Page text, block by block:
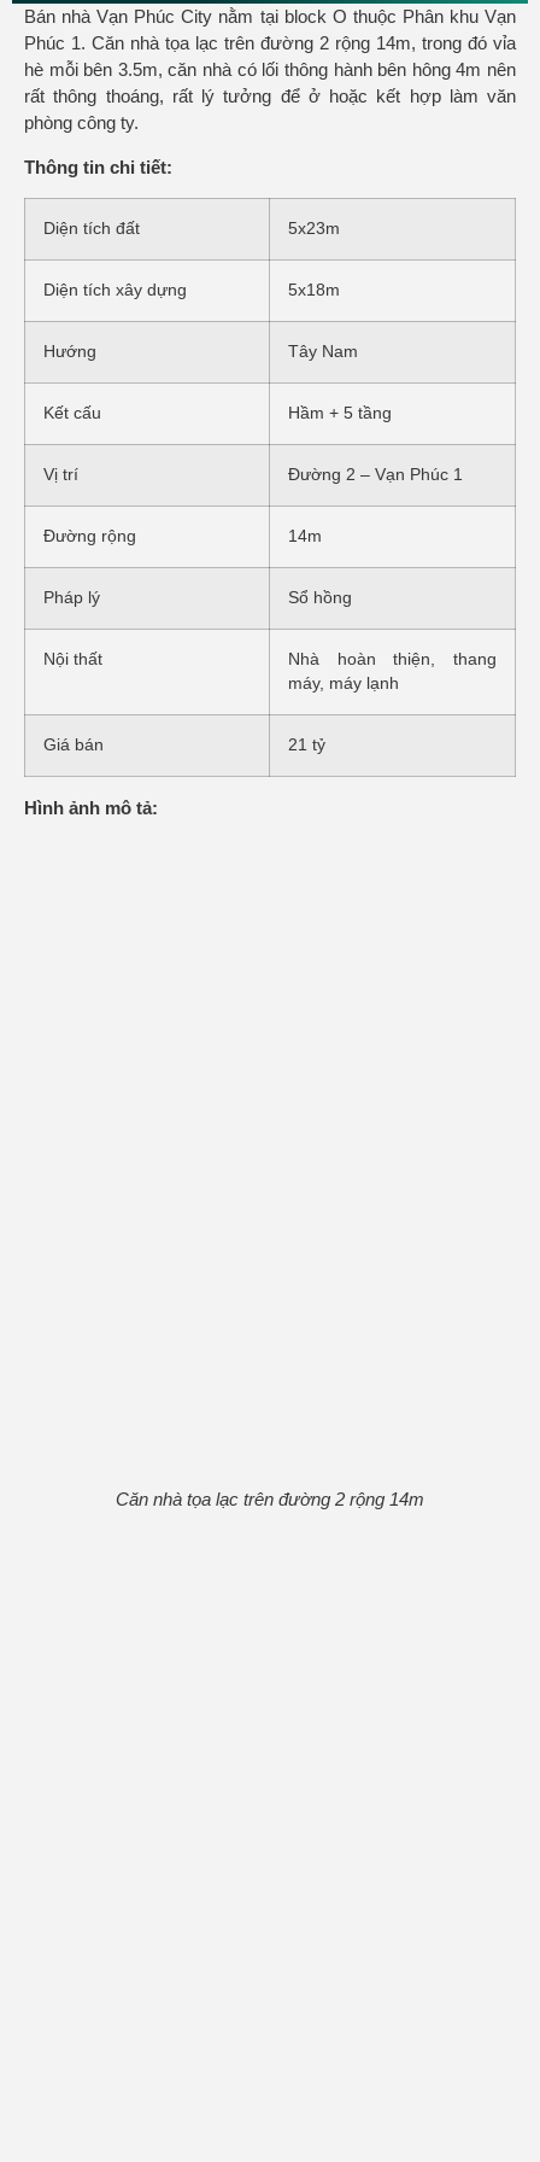
Bán nhà Vạn Phúc City nằm tại block O thuộc Phân khu Vạn
Phúc 1. Căn nhà tọa lạc trên đường 2 rộng 14m, trong đó vỉa
hè mỗi bên 3.5m, căn nhà có lối thông hành bên hông 4m nên
rất thông thoáng, rất lý tưởng để ở hoặc kết hợp làm văn
phòng công ty.
Thông tin chi tiết:
Diện tích đất 5x23m
Diện tích xây dựng 5x18m
Hướng Tây Nam
Kết cấu Hầm + 5 tầng
Vị trí Đường 2 – Vạn Phúc 1
Đường rộng 14m
Pháp lý Sổ hồng
Nội thất
Nhà hoàn thiện, thang
máy, máy lạnh
Giá bán 21 tỷ
Hình ảnh mô tả:
Căn nhà tọa lạc trên đường 2 rộng 14m